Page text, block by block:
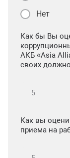
Нет
Как бы Вы
АКБ «Asia
своих
Как вы
приема на